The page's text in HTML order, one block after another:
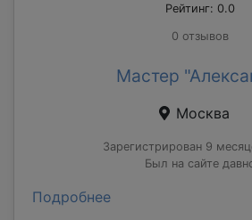
Рейтинг: 0.0
0 отзывов
Мастер
Москва
Зарегистрирован 9
Был на сайте
Подробнее